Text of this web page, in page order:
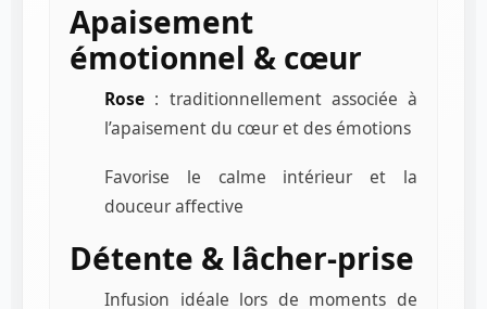
Apaisement
émotionnel & cœur
Rose : traditionnellement associée à
l’apaisement du cœur et des émotions
Favorise le calme intérieur et la
douceur affective
Détente & lâcher-prise
Infusion idéale lors de moments de